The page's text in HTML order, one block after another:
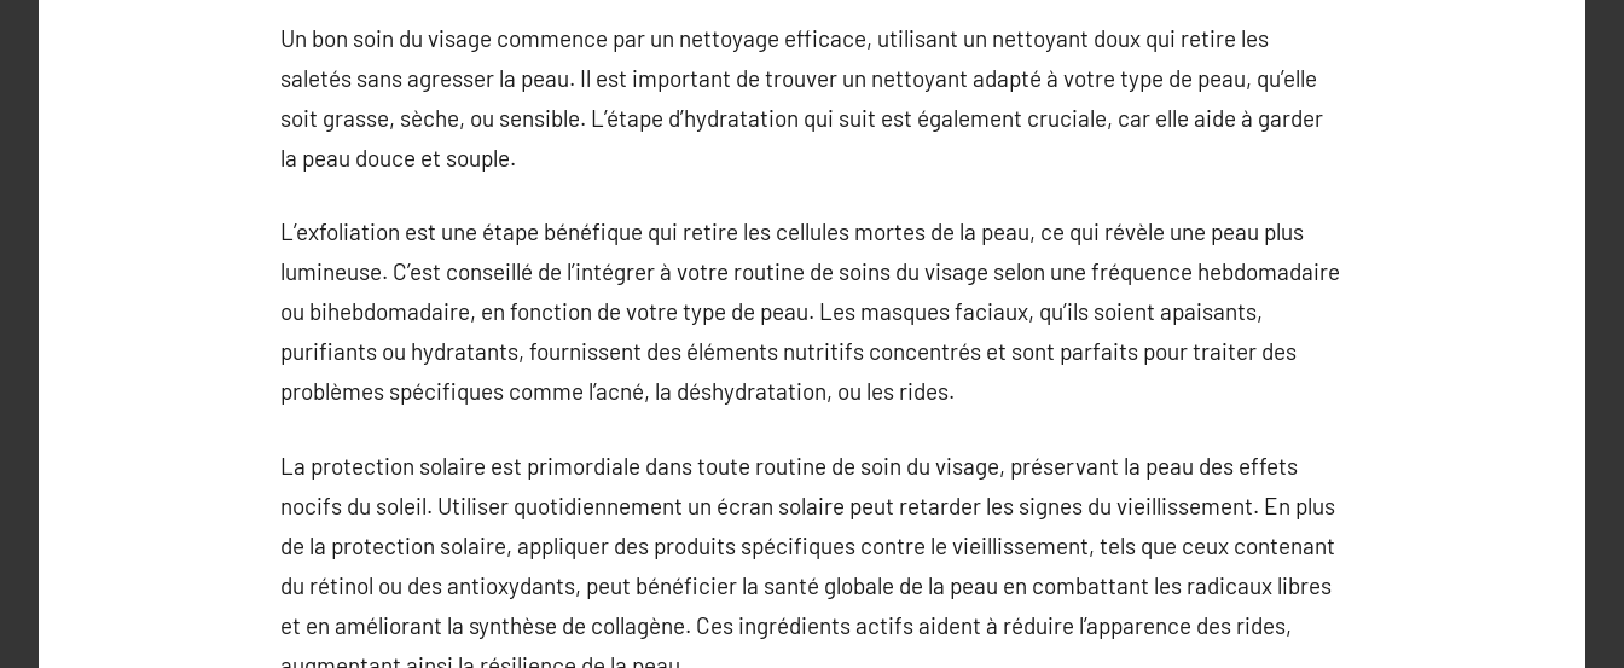
Un bon soin du visage commence par un nettoyage efficace, utilisant un nettoyant doux qui retire les
saletés sans agresser la peau. Il est important de trouver un nettoyant adapté à votre type de peau, qu’elle
soit grasse, sèche, ou sensible. L’étape d’hydratation qui suit est également cruciale, car elle aide à garder
la peau douce et souple.
L’exfoliation est une étape bénéfique qui retire les cellules mortes de la peau, ce qui révèle une peau plus
lumineuse. C’est conseillé de l’intégrer à votre routine de soins du visage selon une fréquence hebdomadaire
ou bihebdomadaire, en fonction de votre type de peau. Les masques faciaux, qu’ils soient apaisants,
purifiants ou hydratants, fournissent des éléments nutritifs concentrés et sont parfaits pour traiter des
problèmes spécifiques comme l’acné, la déshydratation, ou les rides.
La protection solaire est primordiale dans toute routine de soin du visage, préservant la peau des effets
nocifs du soleil. Utiliser quotidiennement un écran solaire peut retarder les signes du vieillissement. En plus
de la protection solaire, appliquer des produits spécifiques contre le vieillissement, tels que ceux contenant
du rétinol ou des antioxydants, peut bénéficier la santé globale de la peau en combattant les radicaux libres
et en améliorant la synthèse de collagène. Ces ingrédients actifs aident à réduire l’apparence des rides,